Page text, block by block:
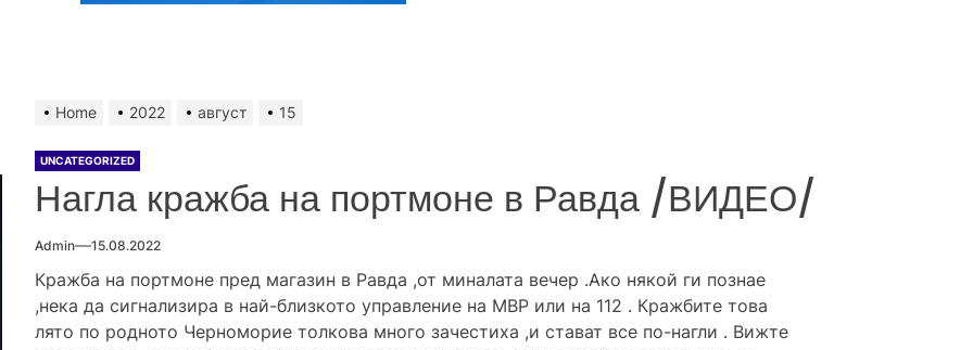
Home 2022 август 15
UNCATEGORIZED
Нагла кражба на портмоне в Равда /ВИДЕО/
Admin 15.08.2022
Кражба на портмоне пред магазин в Равда ,от миналата вечер .Ако някой ги познае
,нека да сигнализира в най-близкото управление на МВР или на 112 . Кражбите това
лято по родното Черноморие толкова много зачестиха ,и стават все по-нагли . Вижте